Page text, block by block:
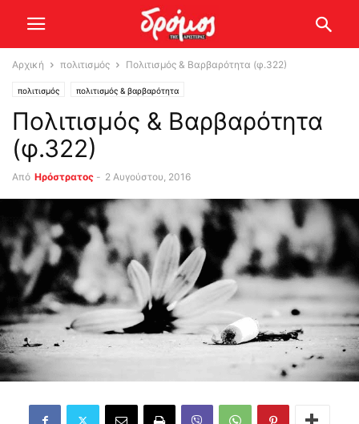
Αρχική πολιτισμός Πολιτισμός & Βαρβαρότητα (φ.322)
πολιτισμός πολιτισμός & βαρβαρότητα
Πολιτισμός & Βαρβαρότητα
(φ.322)
Από Ηρόστρατος - 2 Αυγούστου, 2016